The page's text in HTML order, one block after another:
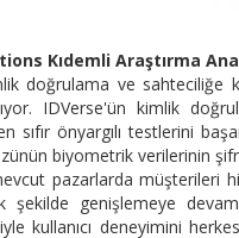
Kıdemli Araştırma
doğrulama ve sahteciliğe
IDVerse'ün kimlik
sıfır önyargılı testlerini
biyometrik verilerinin
pazarlarda müşterileri
şekilde genişlemeye
kullanıcı deneyimini